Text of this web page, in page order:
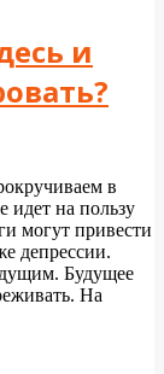
и
в
идет на пользу
могут привести
депрессии.
Будущее
На